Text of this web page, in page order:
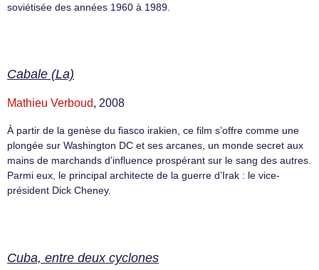
soviétisée des années 1960 à 1989.
Cabale (La)
Mathieu Verboud, 2008
À partir de la genèse du fiasco irakien, ce film s’offre comme une
plongée sur Washington DC et ses arcanes, un monde secret aux
mains de marchands d’influence prospérant sur le sang des autres.
Parmi eux, le principal architecte de la guerre d’Irak : le vice-
président Dick Cheney.
Cuba, entre deux cyclones